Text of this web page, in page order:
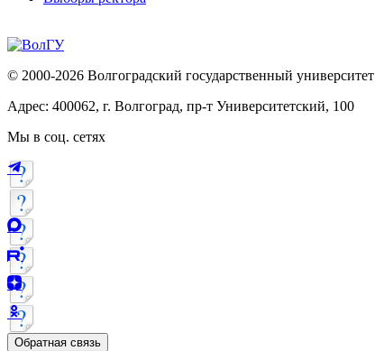
© 2000-2026 Волгоградский государственный университет
Адрес: 400062, г. Волгоград, пр-т Университетский, 100
Мы в соц. сетях
Обратная связь